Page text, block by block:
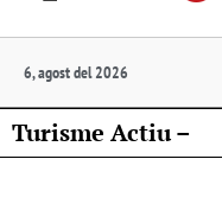
6, agost del 2026
Turisme Actiu –